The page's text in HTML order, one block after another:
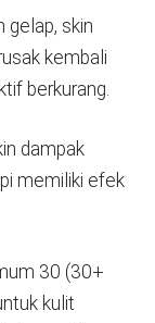
gelap, skin
kembali
berkurang.
dampak
memiliki efek
30 (30+
kulit